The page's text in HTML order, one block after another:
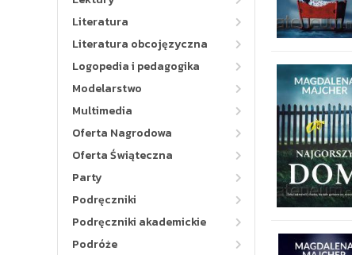
Literatura
Literatura obcojęzyczna
Logopedia i pedagogika
Modelarstwo
Multimedia
Oferta Nagrodowa
Oferta Świąteczna
Party
Podręczniki
Podręczniki akademickie
Podróże